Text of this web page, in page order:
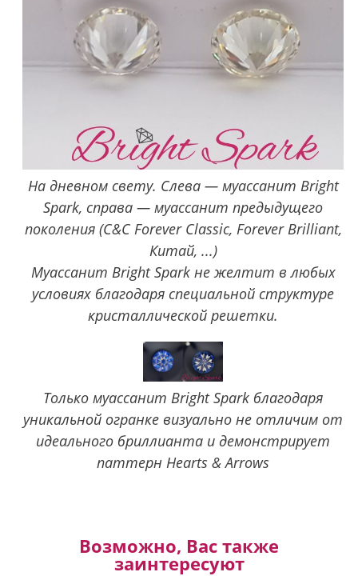
На дневном свету. Слева — муассанит Bright
Spark, справа — муассанит предыдущего
поколения (C&C Forever Classic, Forever Brilliant,
Китай, ...)
Муассанит Bright Spark не желтит в любых
условиях благодаря специальной структуре
кристаллической решетки.
Только муассанит Bright Spark благодаря
уникальной огранке визуально не отличим от
идеального бриллианта и демонстрирует
паттерн Hearts & Arrows
Возможно, Вас также
заинтересуют